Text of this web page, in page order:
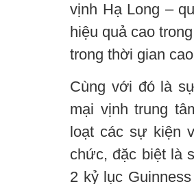
vịnh Hạ Long –
hiệu quả cao
trong thời gian
Cùng với đó là
mại vịnh trung
loạt các sự kiện
chức, đặc biệt là
2 kỷ lục